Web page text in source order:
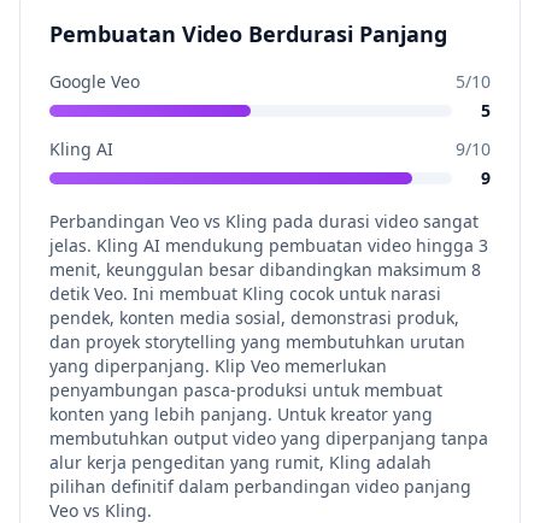
Pembuatan Video Berdurasi Panjang
Google Veo 5/10
5
Kling AI
9/10
9
Perbandingan Veo vs Kling pada durasi video sangat
jelas. Kling AI mendukung pembuatan video hingga 3
menit, keunggulan besar dibandingkan maksimum 8
detik Veo. Ini membuat Kling cocok untuk narasi
pendek, konten media sosial, demonstrasi produk,
dan proyek storytelling yang membutuhkan urutan
yang diperpanjang. Klip Veo memerlukan
penyambungan pasca-produksi untuk membuat
konten yang lebih panjang. Untuk kreator yang
membutuhkan output video yang diperpanjang tanpa
alur kerja pengeditan yang rumit, Kling adalah
pilihan definitif dalam perbandingan video panjang
Veo vs Kling.